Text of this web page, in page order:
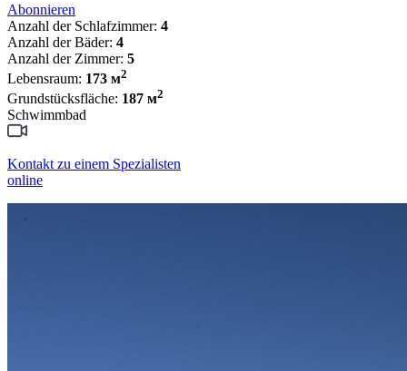
Abonnieren
Anzahl der Schlafzimmer: 4
Anzahl der Bäder: 4
Anzahl der Zimmer: 5
Lebensraum: 173 м2
Grundstücksfläche: 187 м2
Schwimmbad
Kontakt zu einem Spezialisten
online